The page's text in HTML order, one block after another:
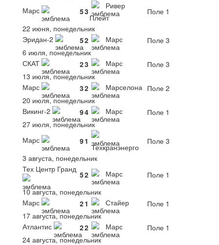
Марс
53
Ривер
Плейт
Поле 1
22 июня, понедельник
Эридан-2
52 Марс
Поле 3
6 июля, понедельник
СКАТ
23 Марс
Поле 3
13 июля, понедельник
Марс
32 Марселона Поле 2
20 июля, понедельник
Викинг-2
94 Марс
Поле 1
27 июля, понедельник
Марс
91
Техкранэнерго
Поле 3
3 августа, понедельник
Тех Центр Гранд
52 Марс
Поле 1
10 августа, понедельник
Марс
21 Стайер
Поле 1
17 августа, понедельник
Атлантис
22 Марс
Поле 1
24 августа, понедельник